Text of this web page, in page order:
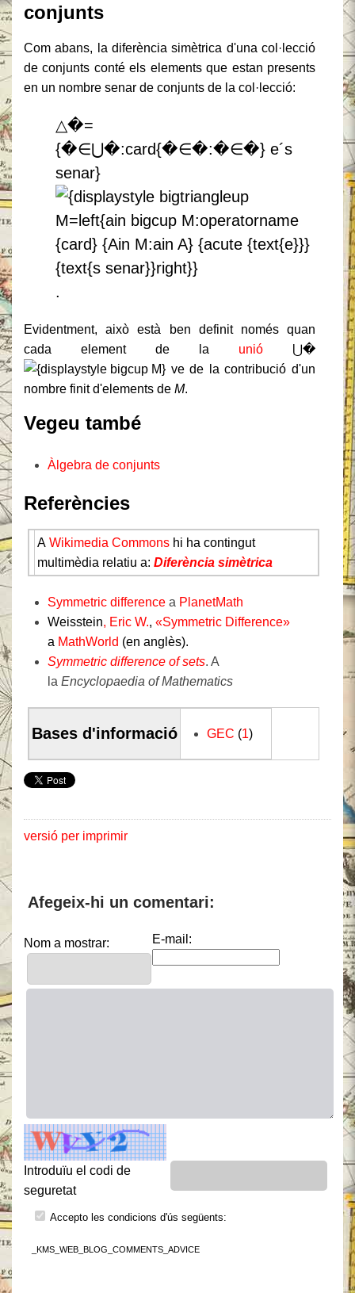
conjunts
Com abans, la diferència simètrica d'una col·lecció
de conjunts conté els elements que estan presents
en un nombre senar de conjunts de la col·lecció:
△�=
{�∈⋃�:card⁡{�∈�:�∈�} e´s
senar}
.
Evidentment, això està ben definit només quan
cada element de la unió
⋃�
ve de la contribució d'un
nombre finit d'elements de M.
Vegeu també
Àlgebra de conjunts
Referències
A Wikimedia Commons hi ha contingut
multimèdia relatiu a: Diferència simètrica
Symmetric difference a PlanetMath
Weisstein, Eric W., «Symmetric Difference»
a MathWorld (en anglès).
Symmetric difference of sets. A
la Encyclopaedia of Mathematics
Bases d'informació GEC (1)
versió per imprimir
Afegeix-hi un comentari:
Nom a mostrar: E-mail:
Introduïu el codi de
seguretat
Accepto les condicions d'ús següents:
_KMS_WEB_BLOG_COMMENTS_ADVICE